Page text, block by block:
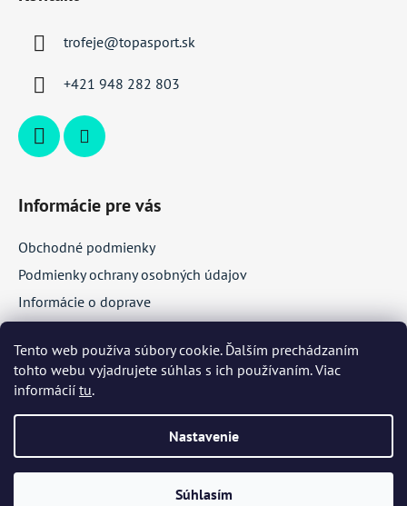
Tento web používa súbory cookie. Ďalším prechádzaním
tohto webu vyjadrujete súhlas s ich používaním. Viac
informácií tu.
Nastavenie
Súhlasím
trofeje@topasport.sk
+421 948 282 803
Informácie pre vás
Obchodné podmienky
Podmienky ochrany osobných údajov
Informácie o doprave
Facebook
Vytvoril Shoptet